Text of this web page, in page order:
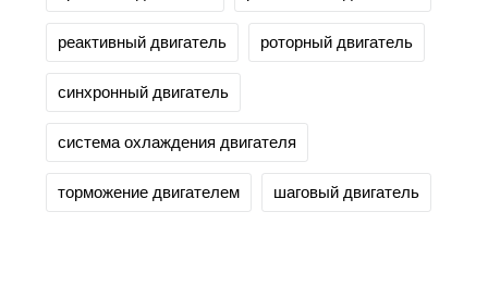
реактивный двигатель роторный двигатель
синхронный двигатель
система охлаждения двигателя
торможение двигателем шаговый двигатель